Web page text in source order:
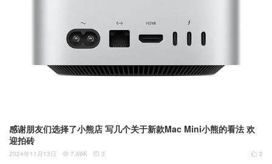
感谢朋友们选择了小熊店 写几个关于新款Mac Mini小熊的看法 欢
迎拍砖
 2
2024年11月13日  7.69K  3